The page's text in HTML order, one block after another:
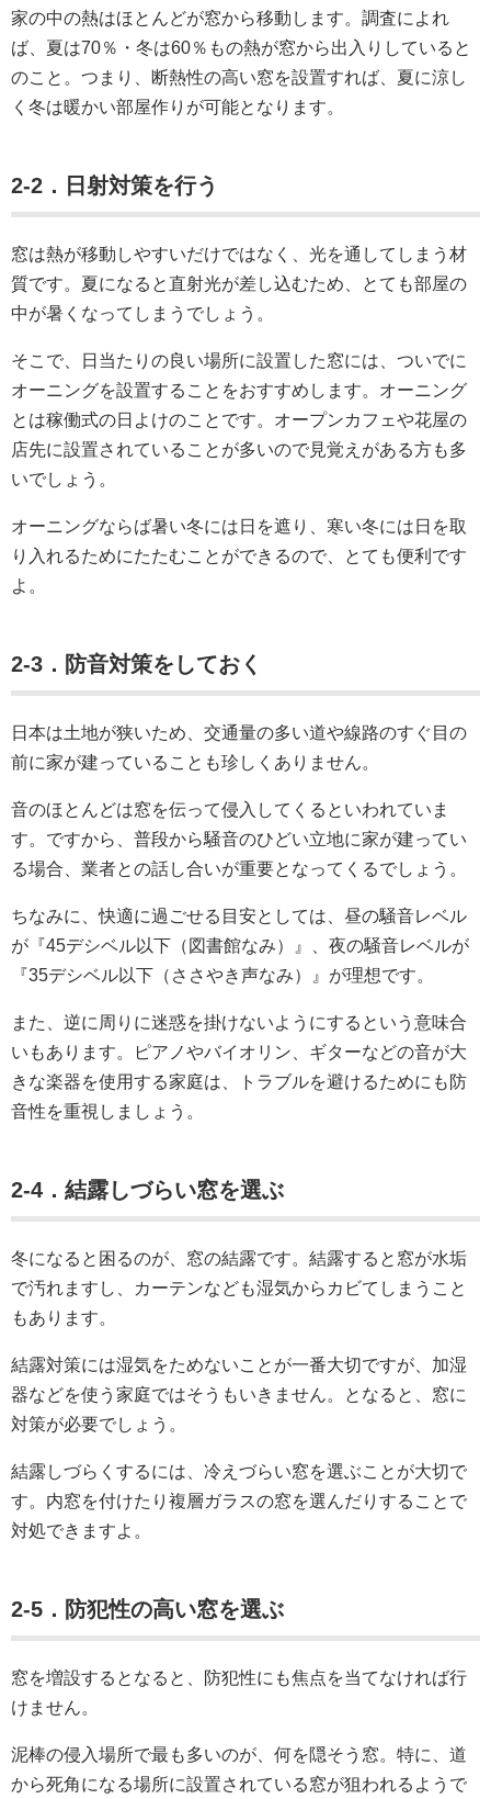
家の中の熱はほとんどが窓から移動します。調査によれ
ば、夏は70％・冬は60％もの熱が窓から出入りしていると
のこと。つまり、断熱性の高い窓を設置すれば、夏に涼し
く冬は暖かい部屋作りが可能となります。
2-2．日射対策を行う
窓は熱が移動しやすいだけではなく、光を通してしまう材
質です。夏になると直射光が差し込むため、とても部屋の
中が暑くなってしまうでしょう。
そこで、日当たりの良い場所に設置した窓には、ついでに
オーニングを設置することをおすすめします。オーニング
とは稼働式の日よけのことです。オープンカフェや花屋の
店先に設置されていることが多いので見覚えがある方も多
いでしょう。
オーニングならば暑い冬には日を遮り、寒い冬には日を取
り入れるためにたたむことができるので、とても便利です
よ。
2-3．防音対策をしておく
日本は土地が狭いため、交通量の多い道や線路のすぐ目の
前に家が建っていることも珍しくありません。
音のほとんどは窓を伝って侵入してくるといわれていま
す。ですから、普段から騒音のひどい立地に家が建ってい
る場合、業者との話し合いが重要となってくるでしょう。
ちなみに、快適に過ごせる目安としては、昼の騒音レベル
が『45デシベル以下（図書館なみ）』、夜の騒音レベルが
『35デシベル以下（ささやき声なみ）』が理想です。
また、逆に周りに迷惑を掛けないようにするという意味合
いもあります。ピアノやバイオリン、ギターなどの音が大
きな楽器を使用する家庭は、トラブルを避けるためにも防
音性を重視しましょう。
2-4．結露しづらい窓を選ぶ
冬になると困るのが、窓の結露です。結露すると窓が水垢
で汚れますし、カーテンなども湿気からカビてしまうこと
もあります。
結露対策には湿気をためないことが一番大切ですが、加湿
器などを使う家庭ではそうもいきません。となると、窓に
対策が必要でしょう。
結露しづらくするには、冷えづらい窓を選ぶことが大切で
す。内窓を付けたり複層ガラスの窓を選んだりすることで
対処できますよ。
2-5．防犯性の高い窓を選ぶ
窓を増設するとなると、防犯性にも焦点を当てなければ行
けません。
泥棒の侵入場所で最も多いのが、何を隠そう窓。特に、道
から死角になる場所に設置されている窓が狙われるようで